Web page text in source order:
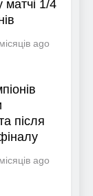
матчі 1/4
ago
після
ago